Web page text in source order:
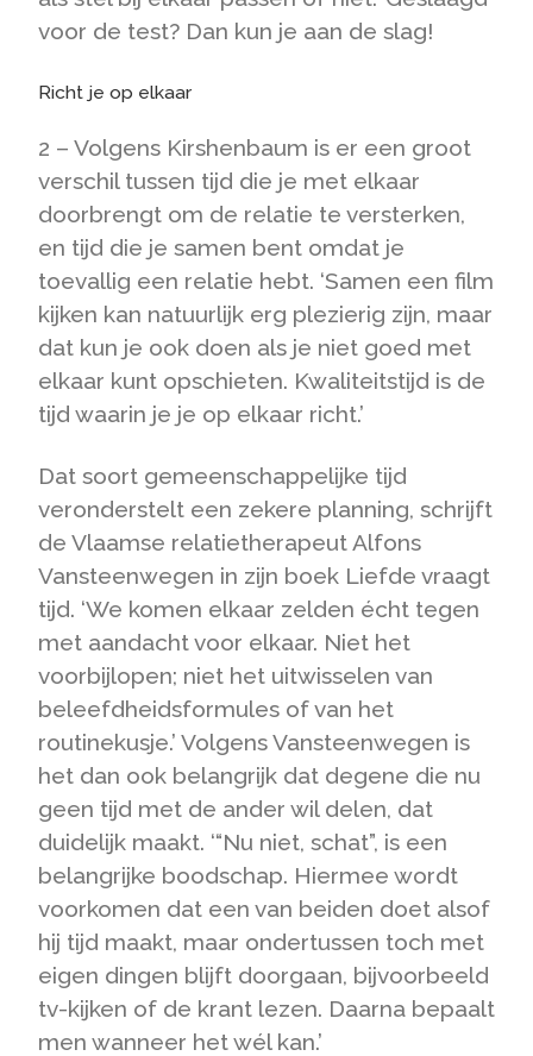
voor de test? Dan kun je aan de slag!
Richt je op elkaar
2 – Volgens Kirshenbaum is er een groot
verschil tussen tijd die je met elkaar
doorbrengt om de relatie te versterken,
en tijd die je samen bent omdat je
toevallig een relatie hebt. ‘Samen een film
kijken kan natuurlijk erg plezierig zijn, maar
dat kun je ook doen als je niet goed met
elkaar kunt opschieten. Kwaliteitstijd is de
tijd waarin je je op elkaar richt.’
Dat soort gemeenschappelijke tijd
veronderstelt een zekere planning, schrijft
de Vlaamse relatietherapeut Alfons
Vansteenwegen in zijn boek Liefde vraagt
tijd. ‘We komen elkaar zelden écht tegen
met aandacht voor elkaar. Niet het
voorbijlopen; niet het uitwisselen van
beleefdheidsformules of van het
routinekusje.’ Volgens Vansteenwegen is
het dan ook belangrijk dat degene die nu
geen tijd met de ander wil delen, dat
duidelijk maakt. ‘“Nu niet, schat”, is een
belangrijke boodschap. Hiermee wordt
voorkomen dat een van beiden doet alsof
hij tijd maakt, maar ondertussen toch met
eigen dingen blijft doorgaan, bijvoorbeeld
tv-kijken of de krant lezen. Daarna bepaalt
men wanneer het wél kan.’